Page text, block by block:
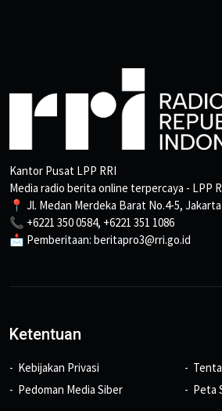
Kantor Pusat LPP RRI
Media radio berita online terpercaya - LPP
📍 Jl. Medan Merdeka Barat No.4-5,
📞 +6221 350 0584, +6221 351 1086
📩 Pemberitaan: beritapro3@rri.go.id
Ketentuan
Kebijakan Privasi
Pedoman Media Siber
Peta